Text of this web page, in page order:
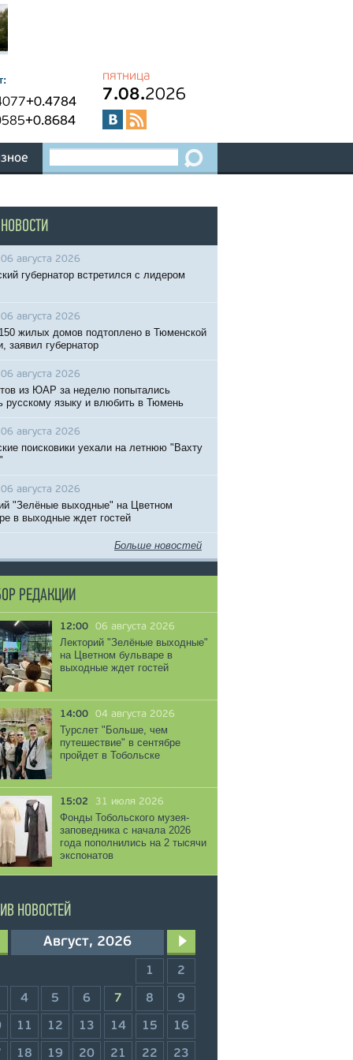
+0.4784
+0.8684
пятница
7.08.2026
06 августа 2026
губернатор встретился с лидером
06 августа 2026
жилых домов подтоплено в Тюменской
заявил губернатор
06 августа 2026
из ЮАР за неделю попытались
русскому языку и влюбить в Тюмень
06 августа 2026
поисковики уехали на летнюю "Вахту
06 августа 2026
"Зелёные выходные" на Цветном
в выходные ждет гостей
Больше новостей
РЕДАКЦИИ
12:00 06 августа 2026
Лекторий "Зелёные выходные"
на Цветном бульваре в
выходные ждет гостей
14:00 04 августа 2026
Турслет "Больше, чем
путешествие" в сентябре
пройдет в Тобольске
15:02 31 июля 2026
Фонды Тобольского музея-
заповедника с начала 2026
года пополнились на 2 тысячи
экспонатов
НОВОСТЕЙ
Август, 2026
1 2
4 5 6 7 8 9
11 12 13 14 15 16
18 19 20 21 22 23